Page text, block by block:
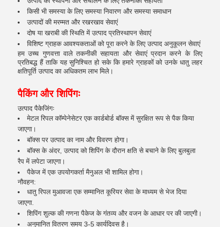
किसी भी समस्या के लिए समस्या निवारण और समस्या समाधान
उत्पादों की मरम्मत और रखरखाव सेवाएं
दोष या खराबी की स्थिति में उत्पाद प्रतिस्थापन सेवाएं
विशिष्ट ग्राहक आवश्यकताओं को पूरा करने के लिए उत्पाद अनुकूलन सेवाएं
हम उच्च गुणवत्ता वाले तकनीकी सहायता और सेवाएं प्रदान करने के लिए
प्रतिबद्ध हैं ताकि यह सुनिश्चित हो सके कि हमारे ग्राहकों को उनके धातु लहर
क्षतिपूर्ति उत्पाद का अधिकतम लाभ मिले।
पैकिंग और शिपिंगः
उत्पाद पैकेजिंगः
मेटल रिपल कॉम्पेनेसेटर एक कार्डबोर्ड बॉक्स में सुरक्षित रूप से पैक किया
जाएगा।
बॉक्स पर उत्पाद का नाम और विवरण होगा।
बॉक्स के अंदर, उत्पाद को शिपिंग के दौरान क्षति से बचाने के लिए बुलबुला
रैप में लपेटा जाएगा।
पैकेज में एक उपयोगकर्ता मैनुअल भी शामिल होगा।
नौवहन:
धातु रिपल मुआवजा एक सम्मानित कूरियर सेवा के माध्यम से भेज दिया
जाएगा.
शिपिंग शुल्क की गणना पैकेज के गंतव्य और वजन के आधार पर की जाएगी।
अनुमानित वितरण समय 3-5 कार्यदिवस है।